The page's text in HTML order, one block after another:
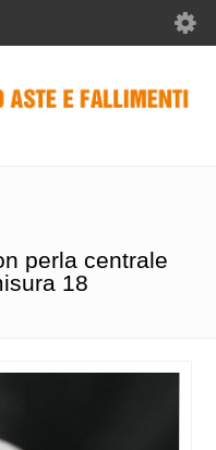
perla centrale
18